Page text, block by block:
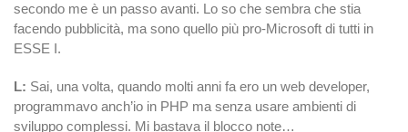
secondo me è un passo avanti. Lo so che sembra che stia
facendo pubblicità, ma sono quello più pro-Microsoft di tutti in
ESSE I.
L: Sai, una volta, quando molti anni fa ero un web developer,
programmavo anch’io in PHP ma senza usare ambienti di
sviluppo complessi. Mi bastava il blocco note…